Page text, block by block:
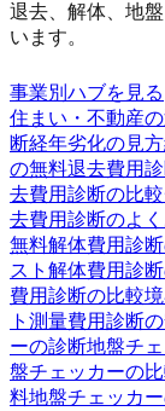
退去、解体、地
います。
事業別ハブを見る
住まい・不動産
断経年劣化の見方
の無料退去費用
去費用診断の比
去費用診断のよ
無料解体費用診
スト 解体費用診
費用診断の比較
ト 測量費用診断
ーの診断地盤チ
盤チェッカーの
料地盤チェッカ